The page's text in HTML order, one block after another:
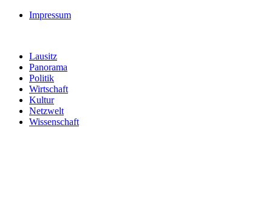
Impressum
Lausitz
Panorama
Politik
Wirtschaft
Kultur
Netzwelt
Wissenschaft